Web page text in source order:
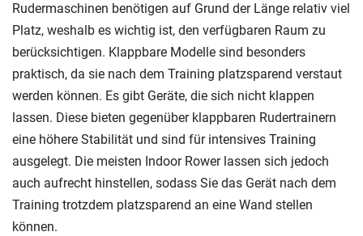
Rudermaschinen benötigen auf Grund der Länge relativ viel
Platz, weshalb es wichtig ist, den verfügbaren Raum zu
berücksichtigen. Klappbare Modelle sind besonders
praktisch, da sie nach dem Training platzsparend verstaut
werden können. Es gibt Geräte, die sich nicht klappen
lassen. Diese bieten gegenüber klappbaren Rudertrainern
eine höhere Stabilität und sind für intensives Training
ausgelegt. Die meisten Indoor Rower lassen sich jedoch
auch aufrecht hinstellen, sodass Sie das Gerät nach dem
Training trotzdem platzsparend an eine Wand stellen
können.